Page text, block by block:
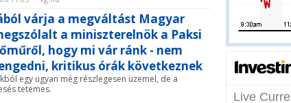
várja a megváltást Magyar
a miniszterelnök a Paksi
hogy mi vár ránk - nem
kritikus órák következnek
egy ugyan még részlegesen üzemel, de a
tetemes.